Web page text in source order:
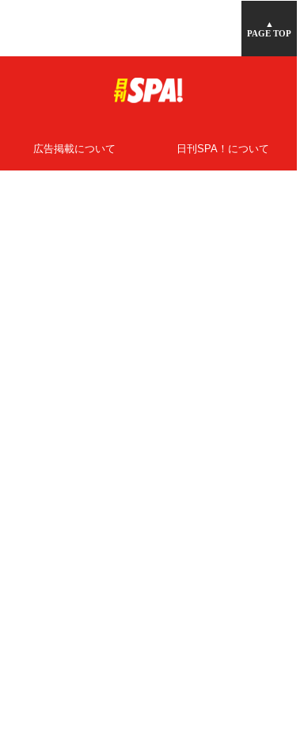
▲
PAGE TOP
広告掲載について 日刊SPA！について